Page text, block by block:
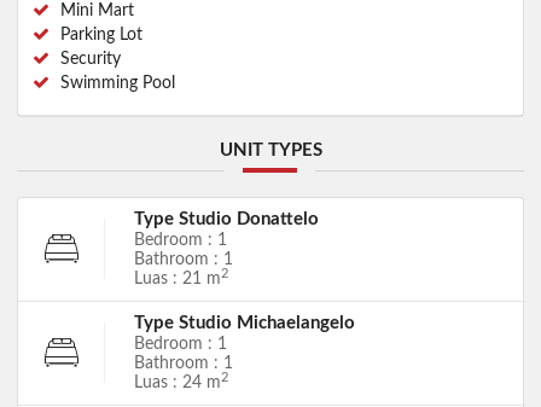
Mini Mart
Parking Lot
Security
Swimming Pool
UNIT TYPES
Type Studio Donattelo
Bedroom : 1
Bathroom : 1
Luas : 21 m2
Type Studio Michaelangelo
Bedroom : 1
Bathroom : 1
Luas : 24 m2